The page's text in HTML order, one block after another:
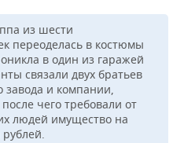
из шести
переоделась в костюмы
в один из гаражей
связали двух братьев
завода и компании,
чего требовали от
людей имущество на